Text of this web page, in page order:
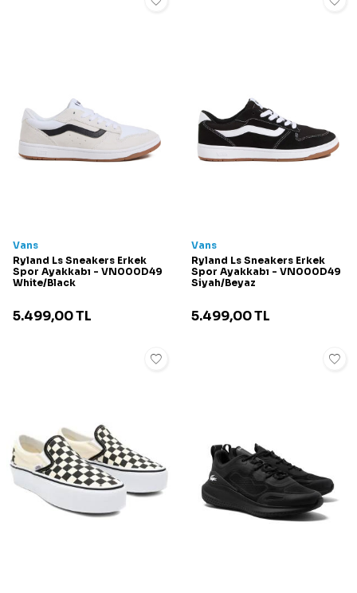
Vans
Ryland Ls Sneakers Erkek
Spor Ayakkabı - VN000D49
White/Black
5.499,00TL
Vans
Ryland Ls Sneakers Erkek
Spor Ayakkabı - VN000D49
Siyah/Beyaz
5.499,00TL